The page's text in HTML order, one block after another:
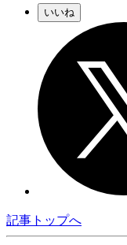
いいね
記事トップへ